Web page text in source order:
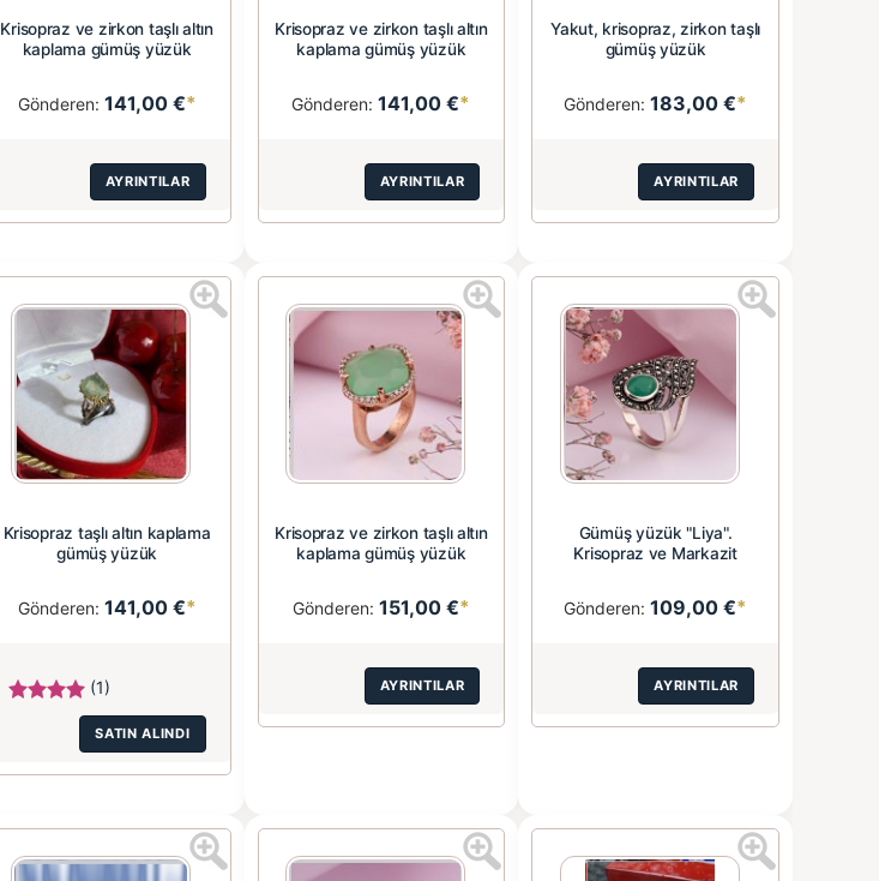
Krisopraz ve zirkon taşlı altın
kaplama gümüş yüzük
Gönderen: 141,00 €*
AYRINTILAR
Krisopraz ve zirkon taşlı altın
kaplama gümüş yüzük
Gönderen:141,00 €*
AYRINTILAR
Yakut, krisopraz, zirkon taşlı
gümüş yüzük
Gönderen:183,00 €*
AYRINTILAR
Krisopraz taşlı altın kaplama
gümüş yüzük
Gönderen: 141,00 €*
(1)
SATIN ALINDI
Krisopraz ve zirkon taşlı altın
kaplama gümüş yüzük
Gönderen: 151,00 €*
AYRINTILAR
Gümüş yüzük "Liya".
Krisopraz ve Markazit
Gönderen:109,00 €*
AYRINTILAR